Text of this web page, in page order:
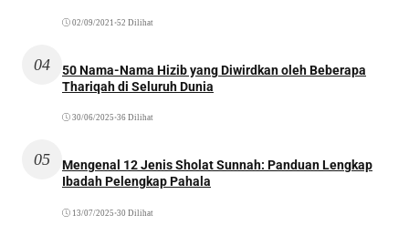
02/09/2021 •52 Dilihat
04
50 Nama-Nama Hizib yang Diwirdkan oleh Beberapa
Thariqah di Seluruh Dunia
30/06/2025 •36 Dilihat
05
Mengenal 12 Jenis Sholat Sunnah: Panduan Lengkap
Ibadah Pelengkap Pahala
13/07/2025 •30 Dilihat